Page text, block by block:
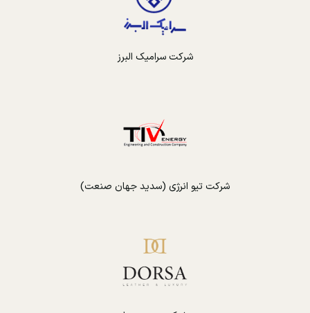
شرکت سرامیک البرز
شرکت تیو انرژی (سدید جهان صنعت)